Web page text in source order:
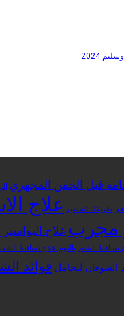
2024
قبل الحقن المجهري
طريقة التحضير علاج
مجرب علاج البواسير
تساقط الشعر بالثوم علاج تساقط
الشوفان للحامل فوائد